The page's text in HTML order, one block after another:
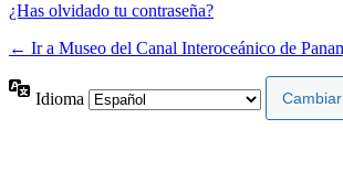
¿Has olvidado tu contraseña?
← Ir a Museo del Canal Interoceánico de
Idioma